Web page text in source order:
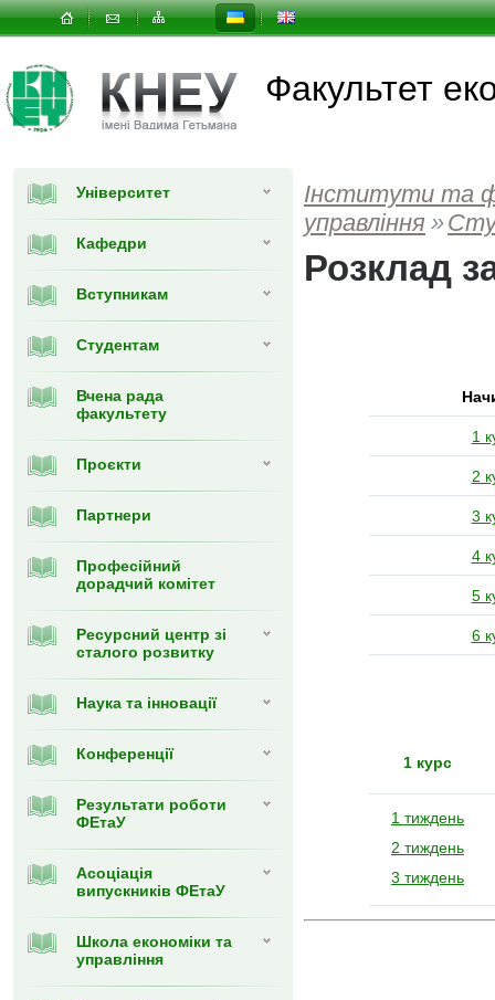
Факультет
Університет
Кафедри
Вступникам
Студентам
Вчена рада
факультету
Проєкти
Партнери
Професійний
дорадчий комітет
Ресурсний центр зі
сталого розвитку
Наука та інновації
Конференції
Результати роботи
ФЕтаУ
Асоціація
випускників ФЕтаУ
Школа економіки та
управління
Інститути та
управлiння »
Розклад
1
2
3
4
5
6
1 курс
1 тиждень
2 тиждень
3 тиждень